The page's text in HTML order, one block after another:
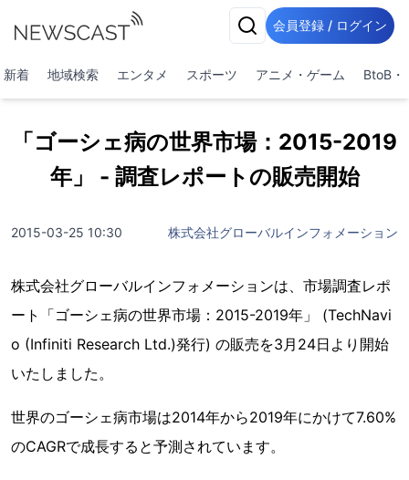
会員登録 / ログイン
新着 地域検索 エンタメ スポーツ アニメ・ゲーム BtoB・
「ゴーシェ病の世界市場：2015-2019
年」 - 調査レポートの販売開始
2015-03-25 10:30 株式会社グローバルインフォメーション
株式会社グローバルインフォメーションは、市場調査レポ
ート「ゴーシェ病の世界市場：2015-2019年」 (TechNavi
o (Infiniti Research Ltd.)発行) の販売を3月24日より開始
いたしました。
世界のゴーシェ病市場は2014年から2019年にかけて7.60%
のCAGRで成長すると予測されています。